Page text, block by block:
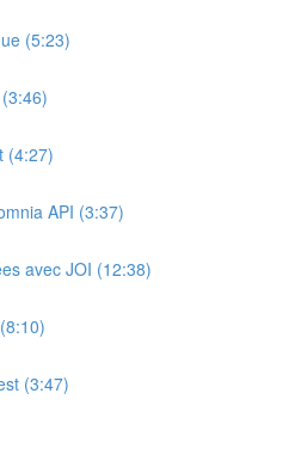
(5:23)
(4:27)
API (3:37)
avec JOI (12:38)
(3:47)